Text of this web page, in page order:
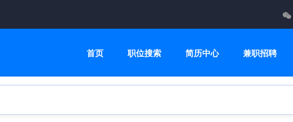
首页 职位搜索 简历中心 兼职招聘